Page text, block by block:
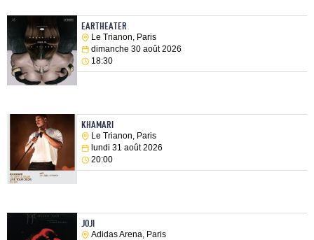
EARTHEATER
Le Trianon, Paris
dimanche 30 août 2026
18:30
KHAMARI
Le Trianon, Paris
lundi 31 août 2026
20:00
JOJI
Adidas Arena, Paris